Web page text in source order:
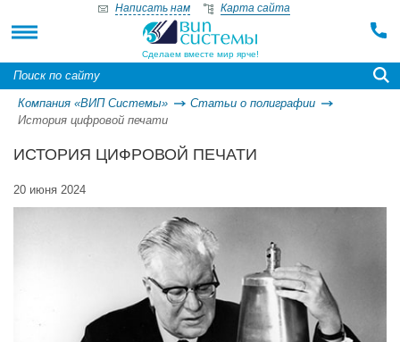
Сделаем вместе мир ярче!
Написать нам Карта сайта
Компания «ВИП Системы»
Статьи о полиграфии
История цифровой печати
ИСТОРИЯ ЦИФРОВОЙ ПЕЧАТИ
20 июня 2024